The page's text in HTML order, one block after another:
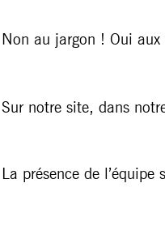
Non au jargon ! Oui aux
Sur notre site, dans
La présence de